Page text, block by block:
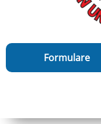
Formulare